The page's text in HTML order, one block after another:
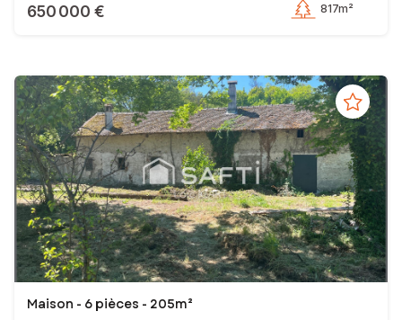
650 000 € 817m²
Maison - 6 pièces - 205m²